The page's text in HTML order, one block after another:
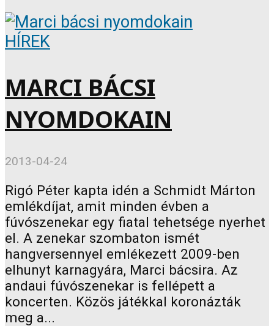
HÍREK
MARCI BÁCSI
NYOMDOKAIN
2013-04-24
Rigó Péter kapta idén a Schmidt Márton
emlékdíjat, amit minden évben a
fúvószenekar egy fiatal tehetsége nyerhet
el. A zenekar szombaton ismét
hangversennyel emlékezett 2009-ben
elhunyt karnagyára, Marci bácsira. Az
andaui fúvószenekar is fellépett a
koncerten. Közös játékkal koronázták
meg a...